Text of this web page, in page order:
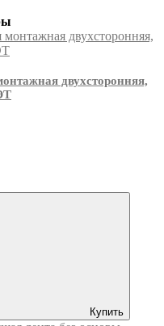
двухсторонняя,
Купить